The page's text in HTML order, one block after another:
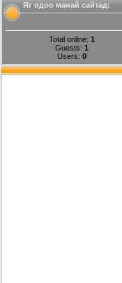
Яг одоо манай сайтад:
Total online: 1
Guests: 1
Users: 0